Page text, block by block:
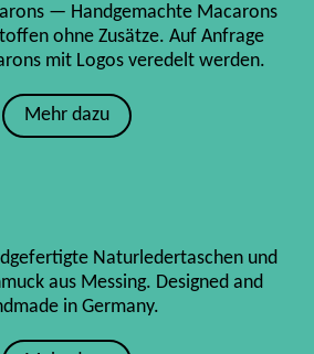
— Handgemachte Macarons
ohne Zusätze. Auf Anfrage
mit Logos veredelt werden.
Mehr dazu
Naturledertaschen und
aus Messing. Designed and
in Germany.